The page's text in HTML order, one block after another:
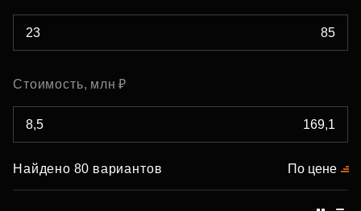
Стоимость, млн ₽
Найдено 80 вариантов По цене